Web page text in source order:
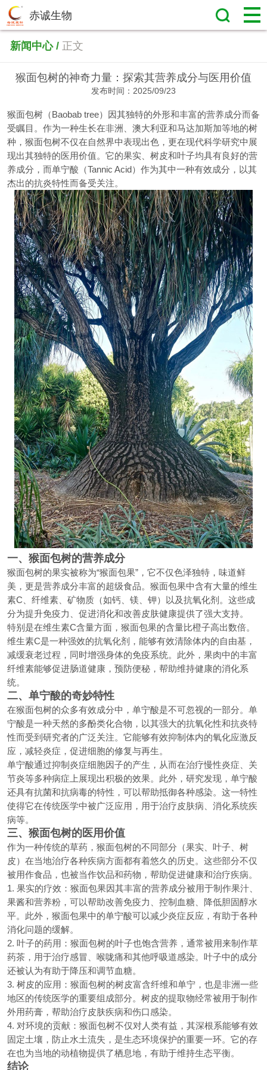
赤诚生物
新闻中心 / 正文
猴面包树的神奇力量：探索其营养成分与医用价值
发布时间：2025/09/23
猴面包树（Baobab tree）因其独特的外形和丰富的营养成分而备
受瞩目。作为一种生长在非洲、澳大利亚和马达加斯加等地的树
种，猴面包树不仅在自然界中表现出色，更在现代科学研究中展
现出其独特的医用价值。它的果实、树皮和叶子均具有良好的营
养成分，而单宁酸（Tannic Acid）作为其中一种有效成分，以其
杰出的抗炎特性而备受关注。
一、猴面包树的营养成分
猴面包树的果实被称为“猴面包果”，它不仅色泽独特，味道鲜
美，更是营养成分丰富的超级食品。猴面包果中含有大量的维生
素C、纤维素、矿物质（如钙、镁、钾）以及抗氧化剂。这些成
分为提升免疫力、促进消化和改善皮肤健康提供了强大支持。
特别是在维生素C含量方面，猴面包果的含量比橙子高出数倍。
维生素C是一种强效的抗氧化剂，能够有效清除体内的自由基，
减缓衰老过程，同时增强身体的免疫系统。此外，果肉中的丰富
纤维素能够促进肠道健康，预防便秘，帮助维持健康的消化系
统。
二、单宁酸的奇妙特性
在猴面包树的众多有效成分中，单宁酸是不可忽视的一部分。单
宁酸是一种天然的多酚类化合物，以其强大的抗氧化性和抗炎特
性而受到研究者的广泛关注。它能够有效抑制体内的氧化应激反
应，减轻炎症，促进细胞的修复与再生。
单宁酸通过抑制炎症细胞因子的产生，从而在治疗慢性炎症、关
节炎等多种病症上展现出积极的效果。此外，研究发现，单宁酸
还具有抗菌和抗病毒的特性，可以帮助抵御各种感染。这一特性
使得它在传统医学中被广泛应用，用于治疗皮肤病、消化系统疾
病等。
三、猴面包树的医用价值
作为一种传统的草药，猴面包树的不同部分（果实、叶子、树
皮）在当地治疗各种疾病方面都有着悠久的历史。这些部分不仅
被用作食品，也被当作饮品和药物，帮助促进健康和治疗疾病。
1. 果实的疗效：猴面包果因其丰富的营养成分被用于制作果汁、
果酱和营养粉，可以帮助改善免疫力、控制血糖、降低胆固醇水
平。此外，猴面包果中的单宁酸可以减少炎症反应，有助于各种
消化问题的缓解。
2. 叶子的药用：猴面包树的叶子也饱含营养，通常被用来制作草
药茶，用于治疗感冒、喉咙痛和其他呼吸道感染。叶子中的成分
还被认为有助于降压和调节血糖。
3. 树皮的应用：猴面包树的树皮富含纤维和单宁，也是非洲一些
地区的传统医学的重要组成部分。树皮的提取物经常被用于制作
外用药膏，帮助治疗皮肤疾病和伤口感染。
4. 对环境的贡献：猴面包树不仅对人类有益，其深根系能够有效
固定土壤，防止水土流失，是生态环境保护的重要一环。它的存
在也为当地的动植物提供了栖息地，有助于维持生态平衡。
结论